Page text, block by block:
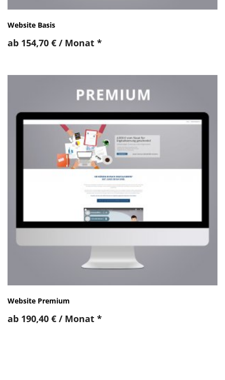
Website Basis
ab 154,70 € / Monat *
Website Premium
ab 190,40 € / Monat *